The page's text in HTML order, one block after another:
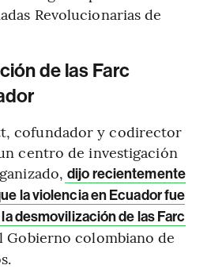
Revolucionarias de
de las Farc
cofundador y codirector
centro de investigación
dijo recientemente
la violencia en Ecuador fue
desmovilización de las Farc
Gobierno colombiano de